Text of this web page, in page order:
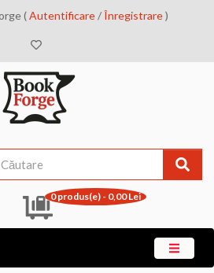
(Autentificare/Înregistrare)
0 produs(e) - 0,00 Lei